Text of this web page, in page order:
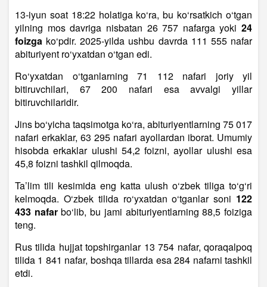
13-iyun soat 18:22 holatiga ko‘ra, bu ko‘rsatkich o‘tgan
yilning mos davriga nisbatan 26 757 nafarga yoki 24
foizga ko‘pdir. 2025-yilda ushbu davrda 111 555 nafar
abituriyent ro‘yxatdan o‘tgan edi.
Ro‘yxatdan o‘tganlarning 71 112 nafari joriy yil
bitiruvchilari, 67 200 nafari esa avvalgi yillar
bitiruvchilaridir.
Jins bo‘yicha taqsimotga ko‘ra, abituriyentlarning 75 017
nafari erkaklar, 63 295 nafari ayollardan iborat. Umumiy
hisobda erkaklar ulushi 54,2 foizni, ayollar ulushi esa
45,8 foizni tashkil qilmoqda.
Ta’lim tili kesimida eng katta ulush o‘zbek tiliga to‘g‘ri
kelmoqda. O‘zbek tilida ro‘yxatdan o‘tganlar soni 122
433 nafarbo‘lib, bu jami abituriyentlarning 88,5 foiziga
teng.
Rus tilida hujjat topshirganlar 13 754 nafar, qoraqalpoq
tilida 1 841 nafar, boshqa tillarda esa 284 nafarni tashkil
etdi.